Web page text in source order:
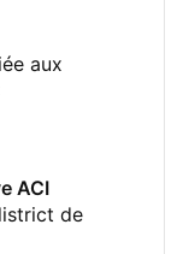
aux
ACI
de